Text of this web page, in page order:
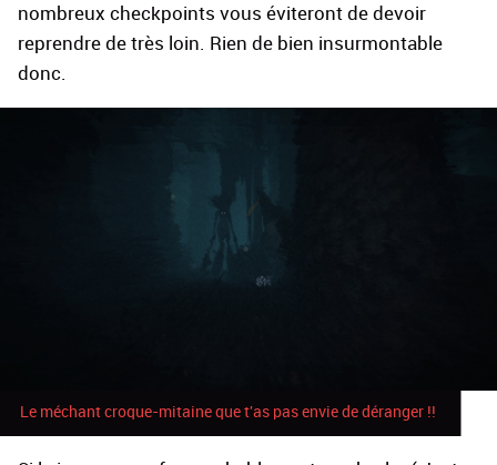
nombreux checkpoints vous éviteront de devoir
reprendre de très loin. Rien de bien insurmontable
donc.
Le méchant croque-mitaine que t'as pas envie de déranger !!